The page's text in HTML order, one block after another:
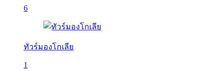
6
ทัวร์มองโกเลีย
1